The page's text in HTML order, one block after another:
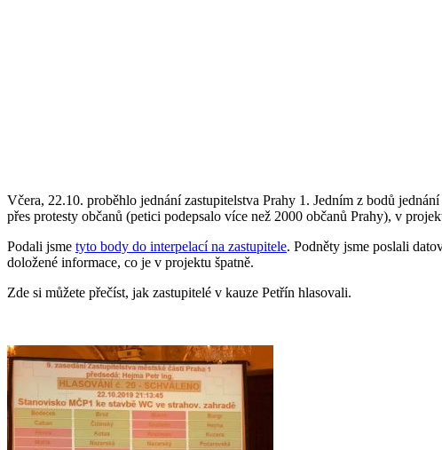
Včera, 22.10. proběhlo jednání zastupitelstva Prahy 1. Jedním z bodů
přes protesty občanů (petici podepsalo více než 2000 občanů Prahy), v
Podali jsme tyto body do interpelací na zastupitele. Podněty jsme poslali
doložené informace, co je v projektu špatně.
Zde si můžete přečíst, jak zastupitelé v kauze Petřín hlasovali.